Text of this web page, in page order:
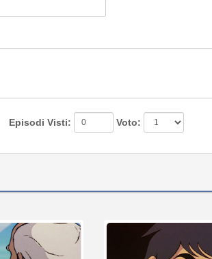
Episodi Visti:
Voto: